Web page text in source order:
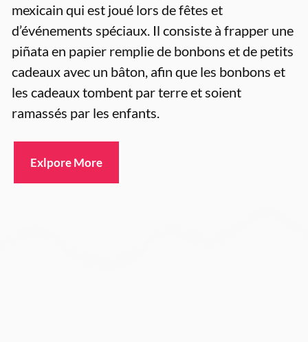
mexicain qui est joué lors de fêtes et
d’événements spéciaux. Il consiste à frapper une
piñata en papier remplie de bonbons et de petits
cadeaux avec un bâton, afin que les bonbons et
les cadeaux tombent par terre et soient
ramassés par les enfants.
Exlpore More